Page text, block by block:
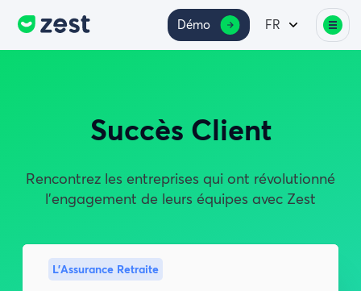
Démo FR
Succès Client
Rencontrez les entreprises qui ont révolutionné
l'engagement de leurs équipes avec Zest
L'Assurance Retraite